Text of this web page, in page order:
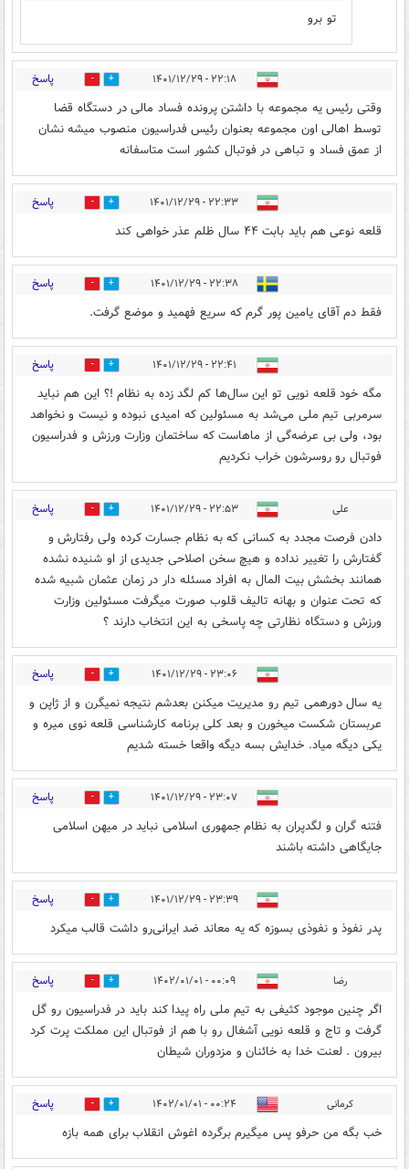
تو برو
۲۲:۱۸ - ۱۴۰۱/۱۲/۲۹ 0 پاسخ
وقتی رئیس یه مجموعه با داشتن پرونده فساد مالی در دستگاه قضا
توسط اهالی اون مجموعه بعنوان رئیس فدراسیون منصوب میشه نشان
از عمق فساد و تباهی در فوتبال کشور است متاسفانه
۲۲:۳۳ - ۱۴۰۱/۱۲/۲۹ 0 پاسخ
قلعه نوعی هم باید بابت ۴۴ سال ظلم عذر خواهی کند
۲۲:۳۸ - ۱۴۰۱/۱۲/۲۹ 3 پاسخ
فقط دم آقای یامین پور گرم که سریع فهمید و موضع گرفت.
۲۲:۴۱ - ۱۴۰۱/۱۲/۲۹ 1 پاسخ
مگه خود قلعه نویی تو این سال‌ها کم لگد زده به نظام !؟ این هم نباید
سرمربی تیم ملی می‌شد به مسئولین که امیدی نبوده و نیست و نخواهد
بود، ولی بی عرضه‌گی از ماهاست که ساختمان وزارت ورزش و فدراسیون
فوتبال رو روسرشون خراب نکردیم
علی ۲۲:۵۳ - ۱۴۰۱/۱۲/۲۹ 0 پاسخ
دادن فرصت مجدد به کسانی که به نظام جسارت کرده ولی رفتارش و
گفتارش را تغییر نداده و هیچ سخن اصلاحی جدیدی از او شنیده نشده
همانند بخشش بیت المال به افراد مسئله دار در زمان عثمان شبیه شده
که تحت عنوان و بهانه تالیف قلوب صورت میگرفت مسئولین وزارت
ورزش و دستگاه نظارتی چه پاسخی به این انتخاب دارند ؟
۲۳:۰۶ - ۱۴۰۱/۱۲/۲۹ 0 پاسخ
یه سال دورهمی تیم رو مدیریت میکنن بعدشم نتیجه نمیگرن و از ژاپن و
عربستان شکست میخورن و بعد کلی برنامه کارشناسی قلعه نوی میره و
یکی دیگه میاد. خدایش بسه دیگه واقعا خسته شدیم
۲۳:۰۷ - ۱۴۰۱/۱۲/۲۹ 0 پاسخ
فتنه گران و لگدپران به نظام جمهوری اسلامی نباید در میهن اسلامی
جایگاهی داشته باشند
۲۳:۳۹ - ۱۴۰۱/۱۲/۲۹ 0 پاسخ
پدر نفوذ و نفوذی بسوزه که یه معاند ضد ایرانی‌‌رو داشت قالب میکرد
رضا ۰۰:۰۹ - ۱۴۰۲/۰۱/۰۱ 1 پاسخ
اگر چنین موجود کثیفی به تیم ملی راه پیدا کند باید در فدراسیون رو گل
گرفت و تاج و قلعه نویی آشغال رو با هم از فوتبال این مملکت پرت کرد
بیرون . لعنت خدا به خائنان و مزدوران شیطان
کرمانی ۰۰:۲۴ - ۱۴۰۲/۰۱/۰۱ 0 پاسخ
خب بگه من حرفو پس میگیرم برگرده اغوش انقلاب برای همه بازه